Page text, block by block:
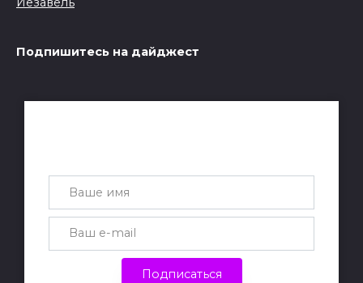
Подпишитесь на дайджест
Подписаться